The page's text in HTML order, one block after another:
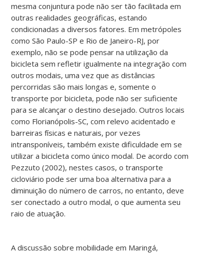
mesma conjuntura pode não ser tão facilitada em
outras realidades geográficas, estando
condicionadas a diversos fatores. Em metrópoles
como São Paulo-SP e Rio de Janeiro-RJ, por
exemplo, não se pode pensar na utilização da
bicicleta sem refletir igualmente na integração com
outros modais, uma vez que as distâncias
percorridas são mais longas e, somente o
transporte por bicicleta, pode não ser suficiente
para se alcançar o destino desejado. Outros locais
como Florianópolis-SC, com relevo acidentado e
barreiras físicas e naturais, por vezes
intransponíveis, também existe dificuldade em se
utilizar a bicicleta como único modal. De acordo com
Pezzuto (2002), nestes casos, o transporte
cicloviário pode ser uma boa alternativa para a
diminuição do número de carros, no entanto, deve
ser conectado a outro modal, o que aumenta seu
raio de atuação.
A discussão sobre mobilidade em Maringá,